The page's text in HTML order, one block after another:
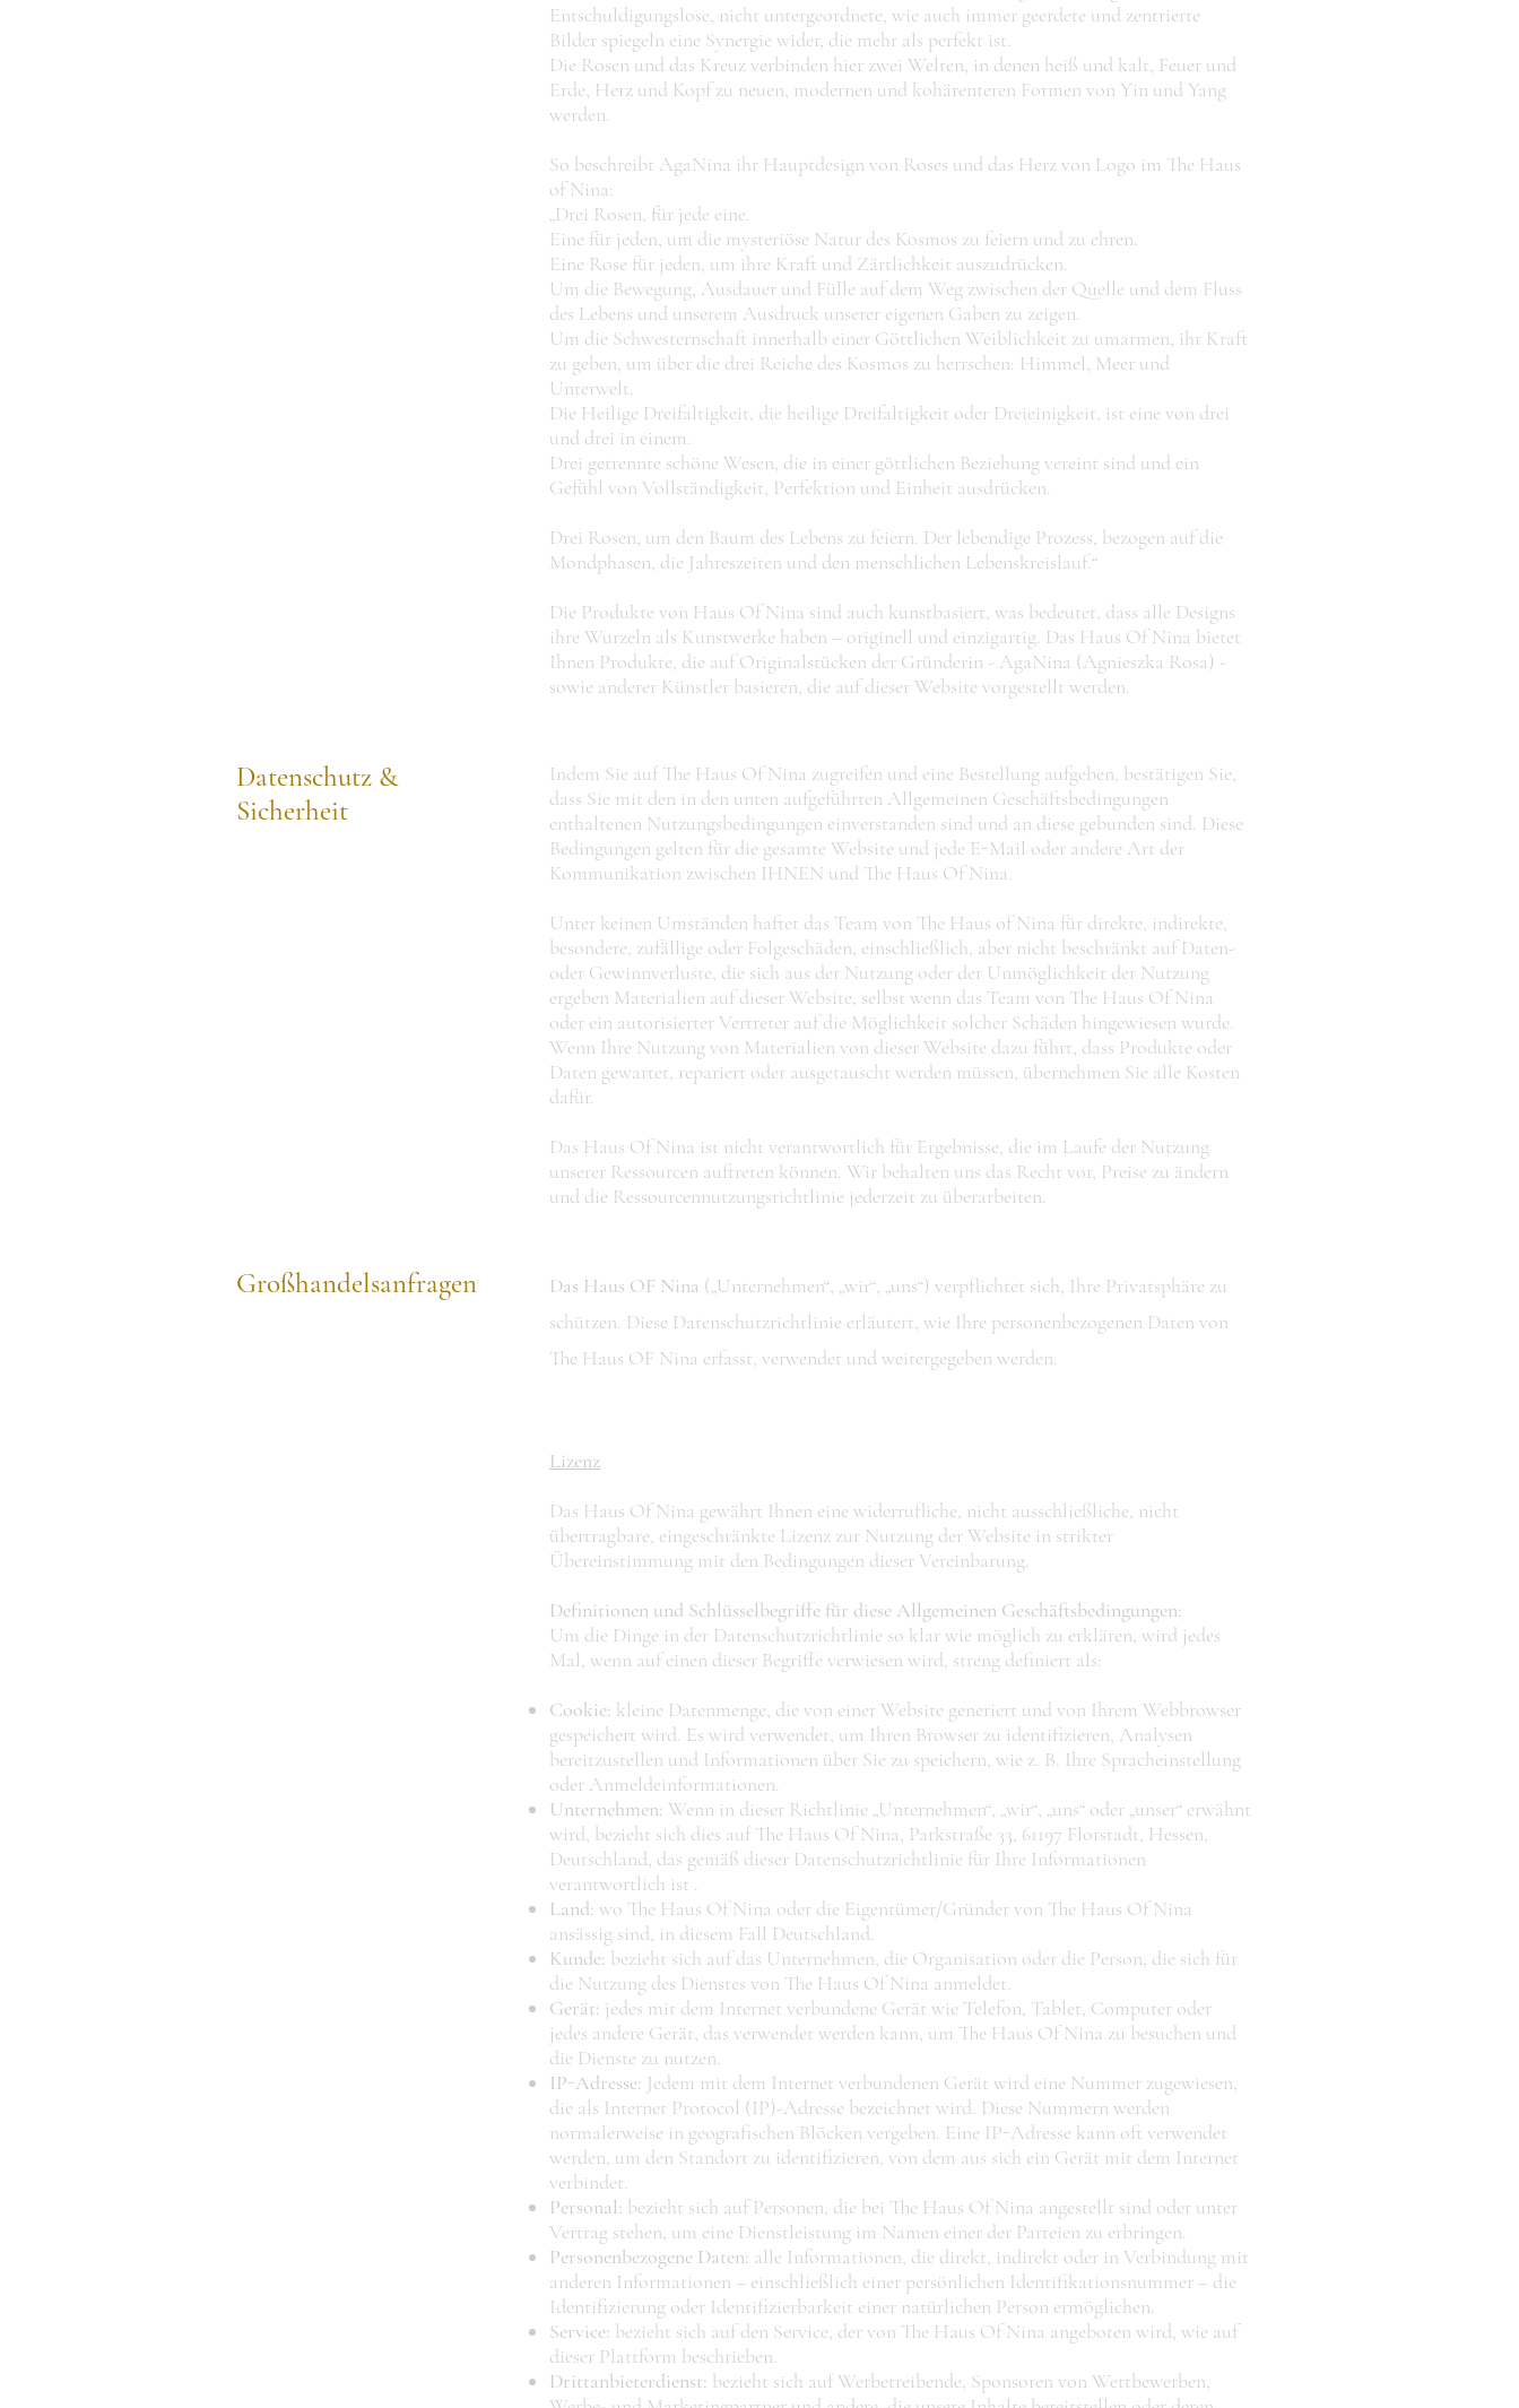
Entschuldigungslose, nicht untergeordnete, wie auch immer geerdete und zentrierte
Bilder spiegeln eine Synergie wider, die mehr als perfekt ist.
Die Rosen und das Kreuz verbinden hier zwei Welten, in denen heiß und kalt, Feuer und
Erde, Herz und Kopf zu neuen, modernen und kohärenteren Formen von Yin und Yang
werden.
So beschreibt AgaNina ihr Hauptdesign von Roses und das Herz von Logo im The Haus
of Nina:
„Drei Rosen, für jede eine.
Eine für jeden, um die mysteriöse Natur des Kosmos zu feiern und zu ehren.
Eine Rose für jeden, um ihre Kraft und Zärtlichkeit auszudrücken.
Um die Bewegung, Ausdauer und Fülle auf dem Weg zwischen der Quelle und dem Fluss
des Lebens und unserem Ausdruck unserer eigenen Gaben zu zeigen.
Um die Schwesternschaft innerhalb einer Göttlichen Weiblichkeit zu umarmen, ihr Kraft
zu geben, um über die drei Reiche des Kosmos zu herrschen: Himmel, Meer und
Unterwelt.
Die Heilige Dreifaltigkeit, die heilige Dreifaltigkeit oder Dreieinigkeit, ist eine von drei
und drei in einem.
Drei getrennte schöne Wesen, die in einer göttlichen Beziehung vereint sind und ein
Gefühl von Vollständigkeit, Perfektion und Einheit ausdrücken.
Drei Rosen, um den Baum des Lebens zu feiern. Der lebendige Prozess, bezogen auf die
Mondphasen, die Jahreszeiten und den menschlichen Lebenskreislauf.“
Die Produkte von Haus Of Nina sind auch kunstbasiert, was bedeutet, dass alle Designs
ihre Wurzeln als Kunstwerke haben – originell und einzigartig. Das Haus Of Nina bietet
Ihnen Produkte, die auf Originalstücken der Gründerin - AgaNina (Agnieszka Rosa) -
sowie anderer Künstler basieren, die auf dieser Website vorgestellt werden.
Datenschutz &
Sicherheit
Indem Sie auf The Haus Of Nina zugreifen und eine Bestellung aufgeben, bestätigen Sie,
dass Sie mit den in den unten aufgeführten Allgemeinen Geschäftsbedingungen
enthaltenen Nutzungsbedingungen einverstanden sind und an diese gebunden sind. Diese
Bedingungen gelten für die gesamte Website und jede E-Mail oder andere Art der
Kommunikation zwischen IHNEN und The Haus Of Nina.
Unter keinen Umständen haftet das Team von The Haus of Nina für direkte, indirekte,
besondere, zufällige oder Folgeschäden, einschließlich, aber nicht beschränkt auf Daten-
oder Gewinnverluste, die sich aus der Nutzung oder der Unmöglichkeit der Nutzung
ergeben Materialien auf dieser Website, selbst wenn das Team von The Haus Of Nina
oder ein autorisierter Vertreter auf die Möglichkeit solcher Schäden hingewiesen wurde.
Wenn Ihre Nutzung von Materialien von dieser Website dazu führt, dass Produkte oder
Daten gewartet, repariert oder ausgetauscht werden müssen, übernehmen Sie alle Kosten
dafür.
Das Haus Of Nina ist nicht verantwortlich für Ergebnisse, die im Laufe der Nutzung
unserer Ressourcen auftreten können. Wir behalten uns das Recht vor, Preise zu ändern
und die Ressourcennutzungsrichtlinie jederzeit zu überarbeiten.
Großhandelsanfragen Das Haus OF Nina („Unternehmen“, „wir“, „uns“) verpflichtet sich, Ihre Privatsphäre zu
schützen. Diese Datenschutzrichtlinie erläutert, wie Ihre personenbezogenen Daten von
The Haus OF Nina erfasst, verwendet und weitergegeben werden.
Lizenz
Das Haus Of Nina gewährt Ihnen eine widerrufliche, nicht ausschließliche, nicht
übertragbare, eingeschränkte Lizenz zur Nutzung der Website in strikter
Übereinstimmung mit den Bedingungen dieser Vereinbarung.
Definitionen und Schlüsselbegriffe für diese Allgemeinen Geschäftsbedingungen:
Um die Dinge in der Datenschutzrichtlinie so klar wie möglich zu erklären, wird jedes
Mal, wenn auf einen dieser Begriffe verwiesen wird, streng definiert als:
Cookie: kleine Datenmenge, die von einer Website generiert und von Ihrem Webbrowser
gespeichert wird. Es wird verwendet, um Ihren Browser zu identifizieren, Analysen
bereitzustellen und Informationen über Sie zu speichern, wie z. B. Ihre Spracheinstellung
oder Anmeldeinformationen.
Unternehmen: Wenn in dieser Richtlinie „Unternehmen“, „wir“, „uns“ oder „unser“ erwähnt
wird, bezieht sich dies auf The Haus Of Nina, Parkstraße 33, 61197 Florstadt, Hessen,
Deutschland, das gemäß dieser Datenschutzrichtlinie für Ihre Informationen
verantwortlich ist .
Land: wo The Haus Of Nina oder die Eigentümer/Gründer von The Haus Of Nina
ansässig sind, in diesem Fall Deutschland.
Kunde: bezieht sich auf das Unternehmen, die Organisation oder die Person, die sich für
die Nutzung des Dienstes von The Haus Of Nina anmeldet.
Gerät: jedes mit dem Internet verbundene Gerät wie Telefon, Tablet, Computer oder
jedes andere Gerät, das verwendet werden kann, um The Haus Of Nina zu besuchen und
die Dienste zu nutzen.
IP-Adresse: Jedem mit dem Internet verbundenen Gerät wird eine Nummer zugewiesen,
die als Internet Protocol (IP)-Adresse bezeichnet wird. Diese Nummern werden
normalerweise in geografischen Blöcken vergeben. Eine IP-Adresse kann oft verwendet
werden, um den Standort zu identifizieren, von dem aus sich ein Gerät mit dem Internet
verbindet.
Personal: bezieht sich auf Personen, die bei The Haus Of Nina angestellt sind oder unter
Vertrag stehen, um eine Dienstleistung im Namen einer der Parteien zu erbringen.
Personenbezogene Daten: alle Informationen, die direkt, indirekt oder in Verbindung mit
anderen Informationen – einschließlich einer persönlichen Identifikationsnummer – die
Identifizierung oder Identifizierbarkeit einer natürlichen Person ermöglichen.
Service: bezieht sich auf den Service, der von The Haus Of Nina angeboten wird, wie auf
dieser Plattform beschrieben.
Drittanbieterdienst: bezieht sich auf Werbetreibende, Sponsoren von Wettbewerben,